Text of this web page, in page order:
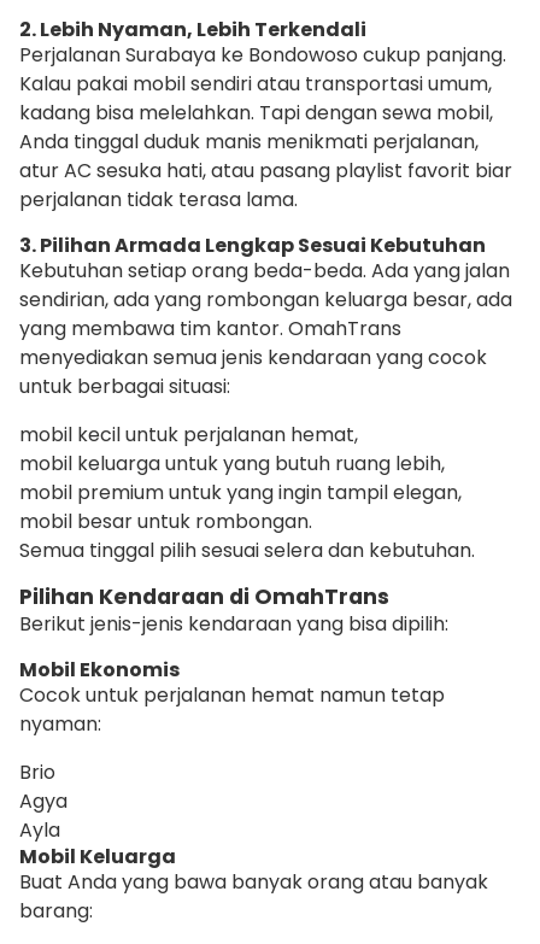
2. Lebih Nyaman, Lebih Terkendali
Perjalanan Surabaya ke Bondowoso cukup panjang.
Kalau pakai mobil sendiri atau transportasi umum,
kadang bisa melelahkan. Tapi dengan sewa mobil,
Anda tinggal duduk manis menikmati perjalanan,
atur AC sesuka hati, atau pasang playlist favorit biar
perjalanan tidak terasa lama.
3. Pilihan Armada Lengkap Sesuai Kebutuhan
Kebutuhan setiap orang beda-beda. Ada yang jalan
sendirian, ada yang rombongan keluarga besar, ada
yang membawa tim kantor. OmahTrans
menyediakan semua jenis kendaraan yang cocok
untuk berbagai situasi:
mobil kecil untuk perjalanan hemat,
mobil keluarga untuk yang butuh ruang lebih,
mobil premium untuk yang ingin tampil elegan,
mobil besar untuk rombongan.
Semua tinggal pilih sesuai selera dan kebutuhan.
Pilihan Kendaraan di OmahTrans
Berikut jenis-jenis kendaraan yang bisa dipilih:
Mobil Ekonomis
Cocok untuk perjalanan hemat namun tetap
nyaman:
Brio
Agya
Ayla
Mobil Keluarga
Buat Anda yang bawa banyak orang atau banyak
barang: